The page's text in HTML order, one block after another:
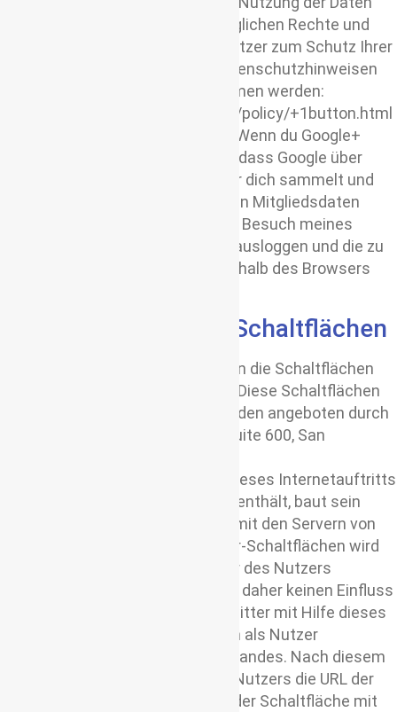
durch Google sowie die diesbezüglichen Rechte und
Einstellungsmöglichkeiten der Nutzer zum Schutz Ihrer
Privatsphäre können Googles Datenschutzhinweisen
zu der “+1″-Schaltfläche entnommen werden:
http://www.google.com/intl/de/+/policy/+1button.html
und der FAQ: http://bit.ly/r3Qmer. Wenn du Google+
Mitglied bist und nicht möchtest, dass Google über
diesen Internetauftritt Daten über dich sammelt und
mit Ihren bei Google gespeicherten Mitgliedsdaten
verknüpft, musst du dich vor dem Besuch meines
Internetauftritts bei Google Plus ausloggen und die zu
Google gehörenden Cookies innerhalb des Browsers
Nutzung der Twitter-Schaltflächen
Auf diesem Onlineangebot werden die Schaltflächen
des Dienstes Twitter eingesetzt. Diese Schaltflächen
(z.B. „Twittern“ oder „Folgen“) werden angeboten durch
die Twitter Inc., 795 Folsom St., Suite 600, San
Wenn ein Nutzer eine Webseite dieses Internetauftritts
aufruft, die einen solchen Button enthält, baut sein
Browser eine direkte Verbindung mit den Servern von
Twitter auf. Der Inhalt des Twitter-Schaltflächen wird
von Twitter direkt an den Browser des Nutzers
übermittelt. Ich als Anbieter habe daher keinen Einfluss
auf den Umfang der Daten, die Twitter mit Hilfe dieses
Plugins erhebt und informiert dich als Nutzer
entsprechend meines Kenntnisstandes. Nach diesem
wird lediglich die IP-Adresse des Nutzers die URL der
jeweiligen Webseite beim Bezug der Schaltfläche mit